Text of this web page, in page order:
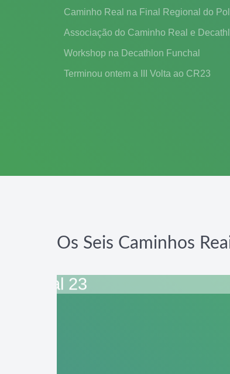
Caminho Real na Final Regional do
Associação do Caminho Real e
Workshop na Decathlon Funchal
Terminou ontem a III Volta ao CR23
Os Seis Caminhos